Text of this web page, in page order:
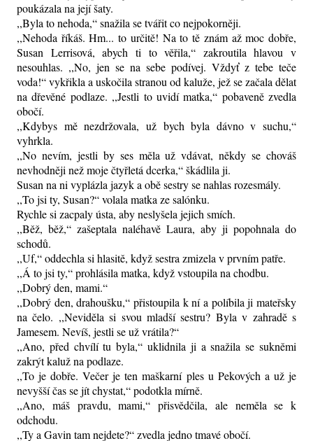
poukázala na její šaty.
,,Byla to nehoda,“ snažila se tvářit co nejpokorněji.
,,Nehoda říkáš. Hm... to určitě! Na to tě znám až moc dobře,
Susan Lerrisová, abych ti to věřila,“ zakroutila hlavou v
nesouhlas. ,,No, jen se na sebe podívej. Vždyť z tebe teče
voda!“ vykřikla a uskočila stranou od kaluže, jež se začala dělat
na dřevěné podlaze. ,,Jestli to uvidí matka,“ pobaveně zvedla
obočí.
,,Kdybys mě nezdržovala, už bych byla dávno v suchu,“
vyhrkla.
,,No nevím, jestli by ses měla už vdávat, někdy se chováš
nevhodněji než moje čtyřletá dcerka,“ škádlila ji.
Susan na ni vyplázla jazyk a obě sestry se nahlas rozesmály.
,,To jsi ty, Susan?“ volala matka ze salónku.
Rychle si zacpaly ústa, aby neslyšela jejich smích.
,,Běž, běž,“ zašeptala naléhavě Laura, aby ji popohnala do
schodů.
,,Uf,“ oddechla si hlasitě, když sestra zmizela v prvním patře.
,,Á to jsi ty,“ prohlásila matka, když vstoupila na chodbu.
,,Dobrý den, mami.“
,,Dobrý den, drahoušku,“ přistoupila k ní a políbila ji mateřsky
na čelo. ,,Neviděla si svou mladší sestru? Byla v zahradě s
Jamesem. Nevíš, jestli se už vrátila?“
,,Ano, před chvílí tu byla,“ uklidnila ji a snažila se sukněmi
zakrýt kaluž na podlaze.
,,To je dobře. Večer je ten maškarní ples u Pekových a už je
nevyšší čas se jít chystat,“ podotkla mírně.
,,Ano, máš pravdu, mami,“ přisvědčila, ale neměla se k
odchodu.
,,Ty a Gavin tam nejdete?“ zvedla jedno tmavé obočí.